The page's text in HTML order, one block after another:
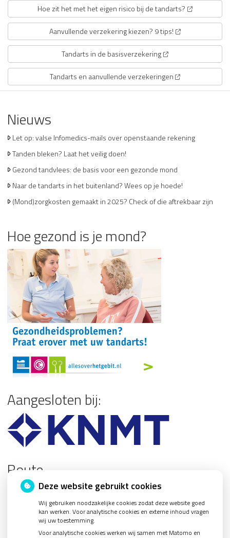
Hoe zit het met het eigen risico bij de tandarts?
Aanvullende verzekering kiezen? 9 tips!
Tandarts in de basisverzekering
Tandarts en aanvullende verzekeringen
Nieuws
Let op: valse Infomedics-mails over openstaande rekening
Tanden bleken? Laat het veilig doen!
Gezond tandvlees: de basis voor een gezonde mond
Naar de tandarts in het buitenland? Wees op je hoede!
(Mond)zorgkosten gemaakt in 2025? Check of die aftrekbaar zijn
Hoe gezond is je mond?
Aangesloten bij:
Route
U heeft geen toestemming gegeven voor
inhouddie nodig is om dit te zien.
Deze website gebruikt cookies
Wij gebruiken noodzakelijke cookies zodat deze website goed
kan werken. Voor analytische cookies en externe inhoud vragen
wij uw toestemming.
Voor analytische cookies werken wij samen met Matomo en